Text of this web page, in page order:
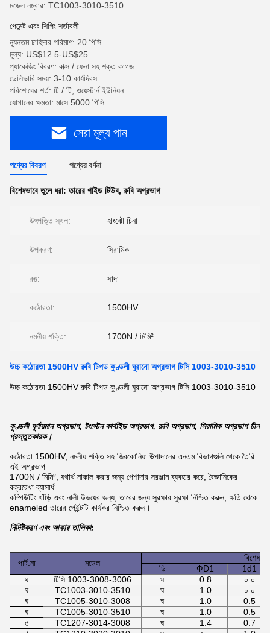
মডেল নম্বার: TC1003-3010-3510
পেমেন্ট এবং শিপিং শর্তাবলী
ন্যূনতম চাহিদার পরিমাণ: 20 পিসি
মূল্য: US$12.5-US$25
প্যাকেজিং বিবরণ: বাক্স / ফেনা সহ শক্ত কাগজ
ডেলিভারি সময়: 3-10 কার্যদিবস
পরিশোধের শর্ত: টি / টি, ওয়েস্টার্ন ইউনিয়ন
যোগানের ক্ষমতা: মাসে 5000 পিসি
সেরা মূল্য পান
পণ্যের বিবরণ পণ্যের বর্ণনা
বিশেষভাবে তুলে ধরা:তারের গাইড টিউব,রুবি অগ্রভাগ
উৎপত্তি স্থল: হাংঝৌ চিনা
উপকরণ: সিরামিক
রঙ: সাদা
কঠোরতা: 1500HV
নমনীয় শক্তি: 1700N / মিমি²
উচ্চ কঠোরতা 1500HV রুবি টিপড কুণ্ডলী ঘুরানো অগ্রভাগ টিসি 1003-3010-3510
উচ্চ কঠোরতা 1500HV রুবি টিপড কুণ্ডলী ঘুরানো অগ্রভাগ টিসি 1003-3010-3510
কুণ্ডলী ঘূর্ণায়মান অগ্রভাগ, টংস্টেন কার্বাইড অগ্রভাগ, রুবি অগ্রভাগ, সিরামিক অগ্রভাগ চীন
প্রস্তুতকারক।
কঠোরতা 1500HV, নমনীয় শক্তি সহ জিরকোনিয়া উপাদানের এনএম বিভাগগুলি থেকে তৈরি
এই অগ্রভাগ
1700N / মিমি², যথার্থ নাকাল করার জন্য পেশাদার সরঞ্জাম ব্যবহার করে, বৈজ্ঞানিকের
বক্ররেখা ব্যাসার্ধ
কম্পিউটিং খাঁড়ি এবং নালী উভয়ের জন্য, তারের জন্য সুরক্ষার সুরক্ষা নিশ্চিত করুন, ক্ষতি থেকে
enameled তারের পেইন্টটি কার্যকর নিশ্চিত করুন।
নির্দিষ্টকরণ এবং আকার তালিকা:
পার্ট.না মডেল
বিশেষ
ডি
ФD1
1d1
ঘ
টিসি 1003-3008-3006 ঘ 0.8
০.০
ঘ
TC1003-3010-3510 ঘ 1.0
০.০
ঘ
TC1005-3010-3008 ঘ 1.0
0.5
ঘ
TC1005-3010-3510 ঘ 1.0
0.5
৫
TC1207-3014-3008 ঘ 1.4
0.7